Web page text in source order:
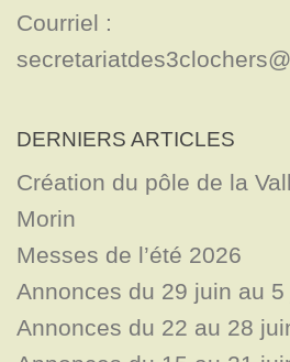
Courriel :
DERNIERS ARTICLES
Création du pôle de la
Morin
Messes de l’été 2026
Annonces du 29 juin au
Annonces du 22 au 28